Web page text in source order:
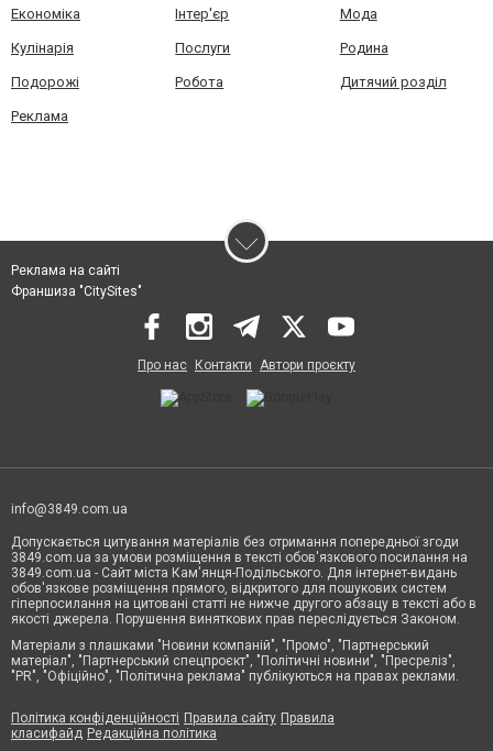
Економіка Інтер'єр Мода
Кулінарія Послуги Родина
Подорожі Робота Дитячий розділ
Реклама
Реклама на сайті
Франшиза "CitySites"
Про нас Контакти Автори проєкту
info@3849.com.ua
Допускається цитування матеріалів без отримання попередньої згоди
3849.com.ua за умови розміщення в тексті обов'язкового посилання на
3849.com.ua - Сайт міста Кам'янця-Подільського. Для інтернет-видань
обов'язкове розміщення прямого, відкритого для пошукових систем
гіперпосилання на цитовані статті не нижче другого абзацу в тексті або в
якості джерела. Порушення виняткових прав переслідується Законом.
Матеріали з плашками "Новини компаній", "Промо", "Партнерський
матеріал", "Партнерський спецпроєкт", "Політичні новини", "Пресреліз",
"PR", "Офіційно", "Політична реклама" публікуються на правах реклами.
Політика конфіденційності Правила сайту Правила
класифайд Редакційна політика